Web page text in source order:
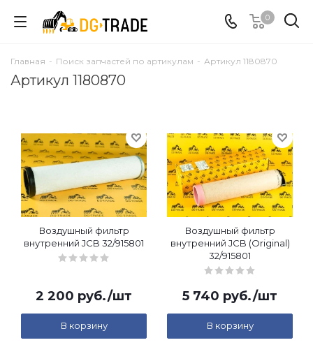
0
Главная - Поиск запчастей по артикулам - Артикул 1180870
Артикул 1180870
Воздушный фильтр
внутренний JCB 32/915801
2 200 руб./шт
В корзину
Воздушный фильтр
внутренний JCB (Original)
32/915801
5 740 руб./шт
В корзину